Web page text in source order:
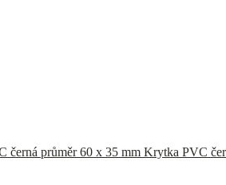
Krytka PVC